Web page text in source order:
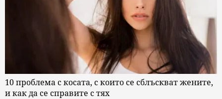
10 проблема с косата, с които се сблъскват жените,
и как да се справите с тях